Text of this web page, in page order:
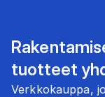
tuotteet
Verkkokauppa,